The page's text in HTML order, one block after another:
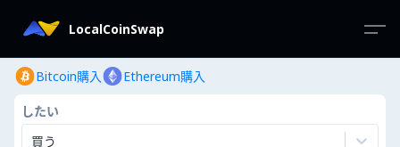
LocalCoinSwap
Bitcoin購入 Ethereum購入
したい
買う